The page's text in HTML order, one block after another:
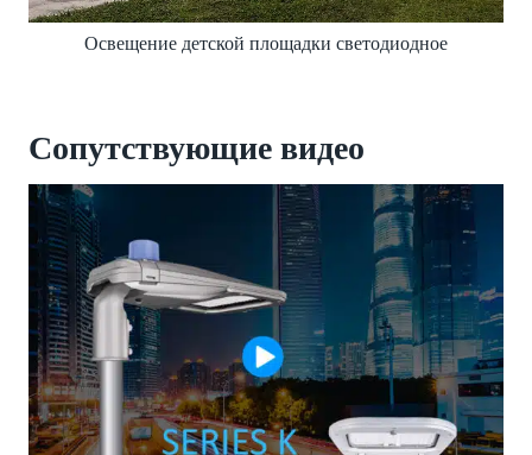
Освещение детской площадки светодиодное
Сопутствующие видео